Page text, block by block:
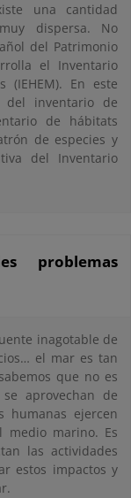
una cantidad
dispersa. No
del Patrimonio
el Inventario
(IEHEM). En este
del inventario de
de hábitats
de especies y
del Inventario
problemas
inagotable de
el mar es tan
que no es
aprovechan de
humanas ejercen
medio marino. Es
las actividades
estos impactos y